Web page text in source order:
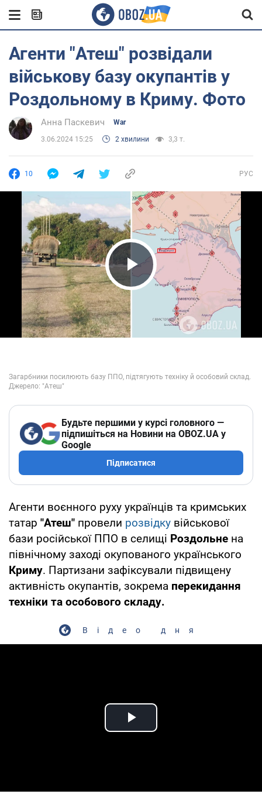
Агенти "Атеш" розвідали
військову базу окупантів у
Роздольному в Криму. Фото
Анна Паскевич War
3.06.2024 15:25 2 хвилини 3,3 т.
10 РУС
Play Video
Будьте першими у курсі головного —
підпишіться на Новини на OBOZ.UA у
Google
Підписатися
Агенти воєнного руху українців та кримських
татар "Атеш" провели розвідку військової
бази російської ППО в селищі Роздольне на
північному заході окупованого українського
Криму. Партизани зафіксували підвищену
активність окупантів, зокрема перекидання
техніки та особового складу.
Відео дня
Play Video